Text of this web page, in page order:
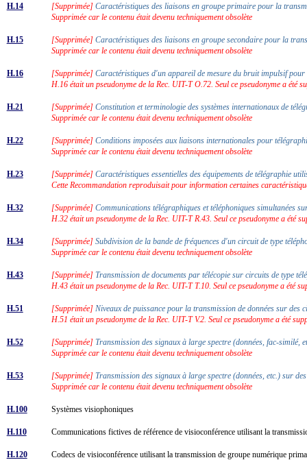
H.14 [Supprimée] Caractéristiques des liaisons en groupe primaire pour la
Supprimée car le contenu était devenu techniquement obsolète
H.15 [Supprimée] Caractéristiques des liaisons en groupe secondaire pour la
Supprimée car le contenu était devenu techniquement obsolète
H.16 [Supprimée] Caractéristiques d'un appareil de mesure du bruit impulsif
H.16 était un pseudonyme de la Rec. UIT-T O.72. Seul ce pseudonyme a été
H.21 [Supprimée] Constitution et terminologie des systèmes internationaux de
Supprimée car le contenu était devenu techniquement obsolète
H.22 [Supprimée] Conditions imposées aux liaisons internationales pour
Supprimée car le contenu était devenu techniquement obsolète
H.23 [Supprimée] Caractéristiques essentielles des équipements de télégraphie
Cette Recommandation reproduisait pour information certaines
H.32 [Supprimée] Communications télégraphiques et téléphoniques simultanées
H.32 était un pseudonyme de la Rec. UIT-T R.43. Seul ce pseudonyme a été
H.34 [Supprimée] Subdivision de la bande de fréquences d'un circuit de type
Supprimée car le contenu était devenu techniquement obsolète
H.43 [Supprimée] Transmission de documents par télécopie sur circuits de type
H.43 était un pseudonyme de la Rec. UIT-T T.10. Seul ce pseudonyme a été
H.51 [Supprimée] Niveaux de puissance pour la transmission de données sur des
H.51 était un pseudonyme de la Rec. UIT-T V.2. Seul ce pseudonyme a été
H.52 [Supprimée] Transmission des signaux à large spectre (données, fac-
Supprimée car le contenu était devenu techniquement obsolète
H.53 [Supprimée] Transmission des signaux à large spectre (données, etc.) sur
Supprimée car le contenu était devenu techniquement obsolète
H.100 Systèmes visiophoniques
H.110 Communications fictives de référence de visioconférence utilisant la
H.120 Codecs de visioconférence utilisant la transmission de groupe numérique